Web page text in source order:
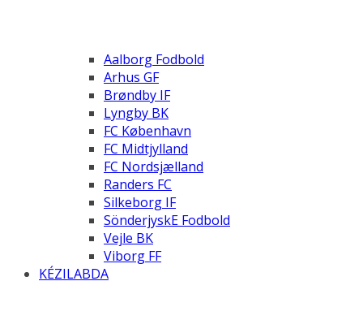
Aalborg Fodbold
Arhus GF
Brøndby IF
Lyngby BK
FC København
FC Midtjylland
FC Nordsjælland
Randers FC
Silkeborg IF
SönderjyskE Fodbold
Vejle BK
Viborg FF
KÉZILABDA